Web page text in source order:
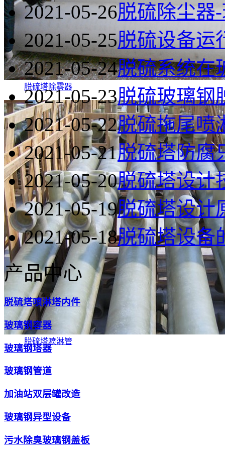
脱硫塔除雾器
脱硫塔喷淋管
2021-05-26脱硫除尘器
2021-05-25脱硫设备运
2021-05-24脱硫系统在
2021-05-23脱硫玻璃钢
2021-05-22脱硫拖尾喷
2021-05-21脱硫塔防腐
2021-05-20脱硫塔设计
2021-05-19脱硫塔设计
2021-05-18脱硫塔设备
产品中心
脱硫塔喷淋塔内件
玻璃钢容器
玻璃钢塔器
玻璃钢管道
加油站双层罐改造
玻璃钢异型设备
污水除臭玻璃钢盖板